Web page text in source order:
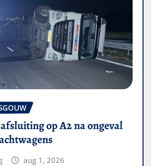
op A2 na ongeval
aug 1, 2026